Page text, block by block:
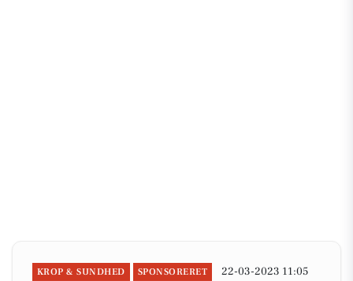
KROP & SUNDHED SPONSORERET 22-03-2023 11:05